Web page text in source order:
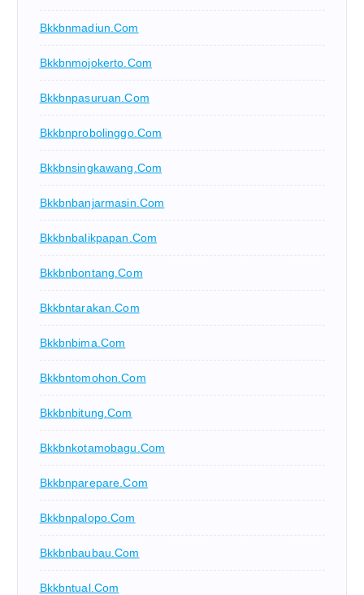
Bkkbnmadiun.com
Bkkbnmojokerto.com
Bkkbnpasuruan.com
Bkkbnprobolinggo.com
Bkkbnsingkawang.com
Bkkbnbanjarmasin.com
Bkkbnbalikpapan.com
Bkkbnbontang.com
Bkkbntarakan.com
Bkkbnbima.com
Bkkbntomohon.com
Bkkbnbitung.com
Bkkbnkotamobagu.com
Bkkbnparepare.com
Bkkbnpalopo.com
Bkkbnbaubau.com
Bkkbntual.com